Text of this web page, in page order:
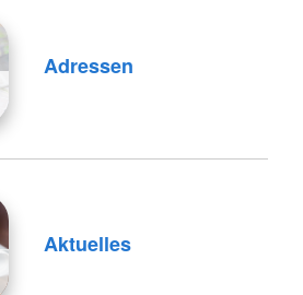
Adressen
Aktuelles